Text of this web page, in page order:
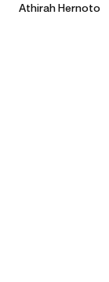
Athirah Hernoto